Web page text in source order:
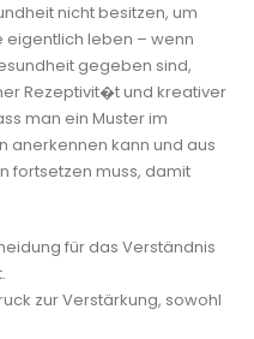
nicht besitzen, um
eigentlich leben – wenn
gegeben sind,
Rezeptivit�t und kreativer
man ein Muster im
anerkennen kann und aus
fortsetzen muss, damit
für das Verständnis
zur Verstärkung, sowohl